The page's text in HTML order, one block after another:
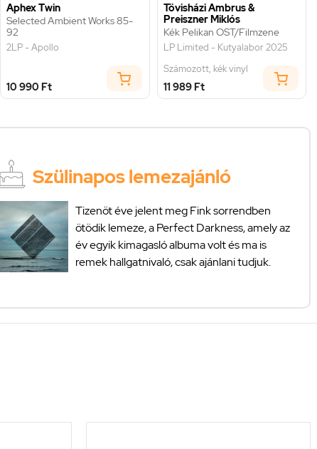
Aphex Twin
Selected Ambient Works 85-
92
2LP - Apollo
10 990 Ft
Tövisházi Ambrus &
Preiszner Miklós
Kék Pelikan OST/Filmzene
LP Limited - Kutyalabor 2025
Számozott, kék vinyl
11 989 Ft
Szülinapos lemezajánló
Tizenöt éve jelent meg Fink sorrendben
ötödik lemeze, a Perfect Darkness, amely az
év egyik kimagasló albuma volt és ma is
remek hallgatnivaló, csak ajánlani tudjuk.